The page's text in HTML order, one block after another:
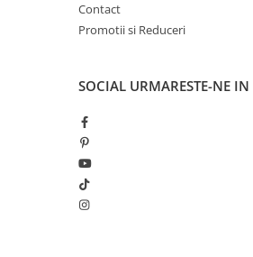
Contact
Promotii si Reduceri
SOCIAL URMARESTE-NE